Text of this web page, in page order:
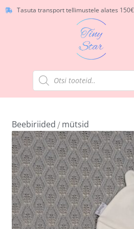
Tasuta transport tellimustele alates
Beebiriided / mütsid